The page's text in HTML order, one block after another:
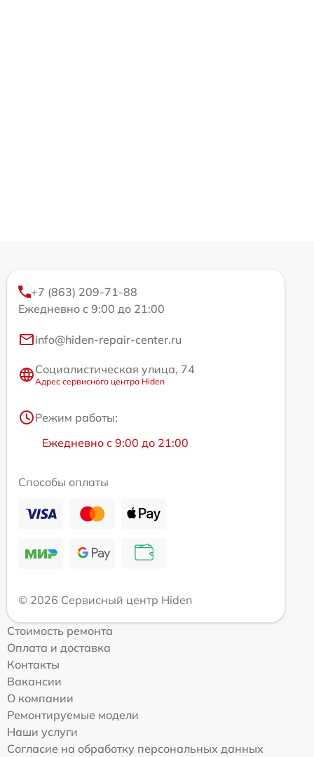
+7 (863) 209-71-88
Ежедневно с 9:00 до 21:00
info@hiden-repair-center.ru
Социалистическая улица, 74
Адрес сервисного центра Hiden
Режим работы:
Ежедневно с 9:00 до 21:00
Способы оплаты
© 2026 Сервисный центр Hiden
Стоимость ремонта
Оплата и доставка
Контакты
Вакансии
О компании
Ремонтируемые модели
Наши услуги
Согласие на обработку персональных данных